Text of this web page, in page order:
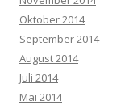
Oktober 2014
September 2014
August 2014
Juli 2014
Mai 2014